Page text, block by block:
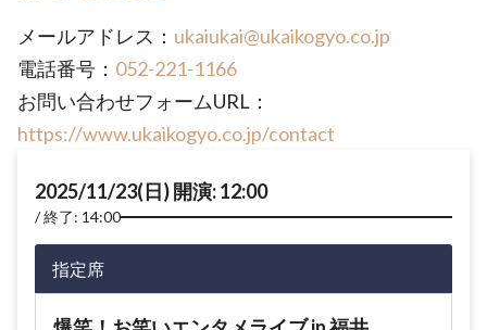
メールアドレス： ukaiukai@ukaikogyo.co.jp
電話番号： 052-221-1166
お問い合わせフォームURL：
https://www.ukaikogyo.co.jp/contact
2025/11/23(日) 開演: 12:00
終了: 14:00
指定席